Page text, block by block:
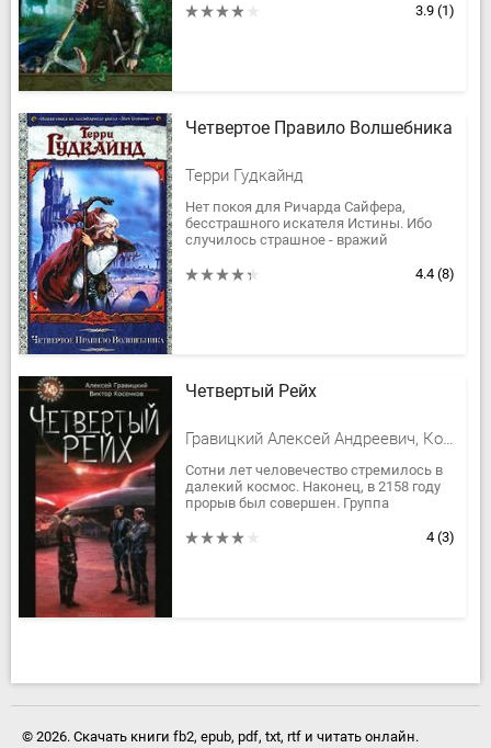
тысячи лет. Вот туда и попадает...
3.9 (1)
Четвертое Правило Волшебника
Терри Гудкайнд
Нет покоя для Ричарда Сайфера,
бесстрашного искателя Истины. Ибо
случилось страшное - вражий
Храм Ветров, где спрятали некогда4.4 (8)
Четвертый Рейх
Гравицкий Алексей Андреевич, Косенков Виктор Викторович
Сотни лет человечество стремилось в
далекий космос. Наконец, в 2158 году
прорыв был совершен. Группа
покинула Солнечную систему и...
4 (3)
© 2026. Скачать книги fb2, epub, pdf, txt, rtf и читать онлайн.